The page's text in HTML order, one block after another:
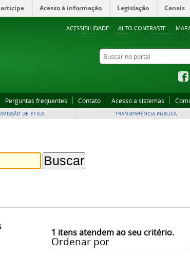
ACESSIBILIDADE ALTO CONTRASTE
Acesso à informação Legislação Canais
Buscar no portal
Perguntas frequentes Contato Acesso a sistemas
DE ÉTICA TRANSPARÊNCIA PÚBLICA
1 itens atendem ao seu critério.
Ordenar por